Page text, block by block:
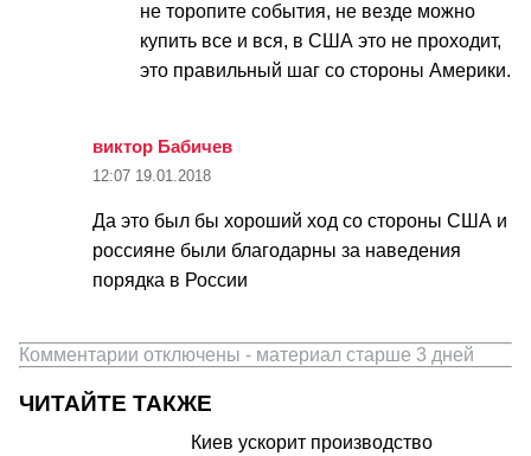
не торопите события, не везде можно
купить все и вся, в США это не проходит,
это правильный шаг со стороны Америки.
виктор Бабичев
12:07 19.01.2018
Да это был бы хороший ход со стороны США и
россияне были благодарны за наведения
порядка в России
Комментарии отключены - материал старше 3 дней
ЧИТАЙТЕ ТАКЖЕ
Киев ускорит производство